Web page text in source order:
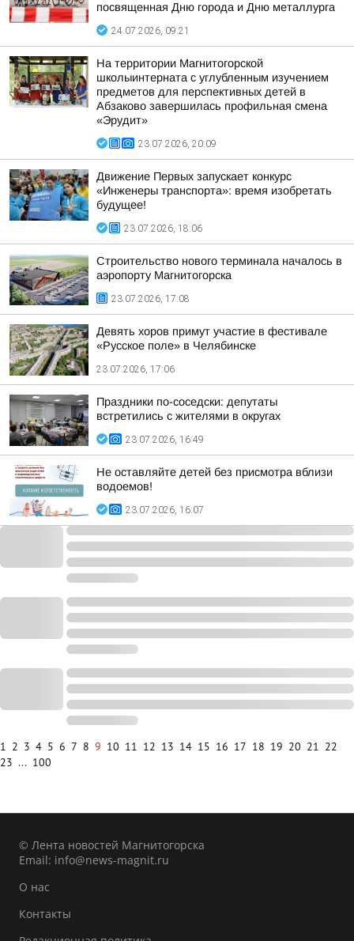
посвященная Дню города и Дню металлурга
24.07.2026, 09:21
На территории Магнитогорской
школыинтерната с углубленным изучением
предметов для перспективных детей в
Абзаково завершилась профильная смена
«Эрудит»
23.07.2026, 20:09
Движение Первых запускает конкурс
«Инженеры транспорта»: время изобретать
будущее!
23.07.2026, 18:06
Строительство нового терминала началось в
аэропорту Магнитогорска
23.07.2026, 17:08
Девять хоров примут участие в фестивале
«Русское поле» в Челябинске
23.07.2026, 17:06
Праздники по-соседски: депутаты
встретились с жителями в округах
23.07.2026, 16:49
Не оставляйте детей без присмотра вблизи
водоемов!
23.07.2026, 16:07
1 2 3 4 5 6 7 8 9 10 11 12 13 14 15 16 17 18 19 20 21 22
23 ... 100
© Лента новостей Магнитогорска
Email: info@news-magnit.ru
О нас
Контакты